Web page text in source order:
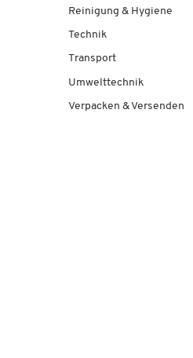
Reinigung & Hygiene
Technik
Transport
Umwelttechnik
Verpacken & Versenden